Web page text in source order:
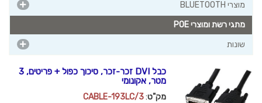
כבל DVI זכר-זכר, סיכוך כפול + פריטים, 3
מטר, אקונומי
מק"ט
CABLE-193LC/3